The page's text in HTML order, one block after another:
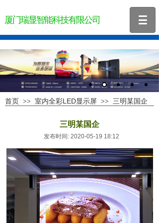
首页 >> 室内全彩LED显示屏 >> 三明某国企
三明某国企
发布时间: 2020-05-19 18:12
厦门瑞显智能科技有限公司